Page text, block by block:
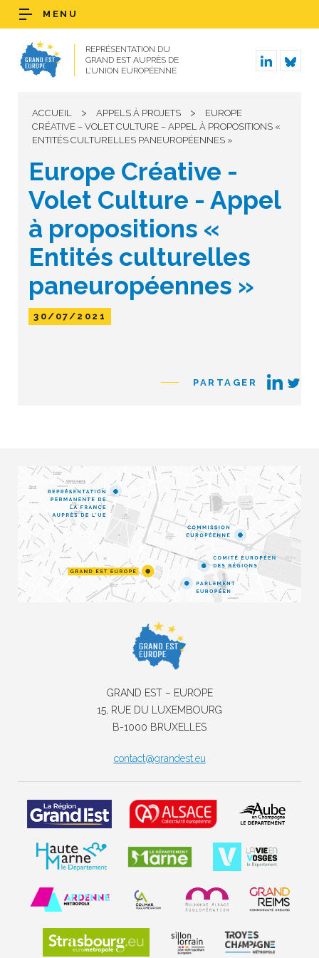
REPRÉSENTATION DU
GRAND EST AUPRÈS DE
L’UNION EUROPÉENNE
MENU
ACCUEIL > APPELS À PROJETS >
EUROPE
CRÉATIVE – VOLET CULTURE – APPEL À PROPOSITIONS «
ENTITÉS CULTURELLES PANEUROPÉENNES »
Europe Créative -
Volet Culture - Appel
à propositions «
Entités culturelles
paneuropéennes »
30/07/2021
PARTAGER
GRAND EST – EUROPE
15, RUE DU LUXEMBOURG
B-1000 BRUXELLES
contact@grandest.eu